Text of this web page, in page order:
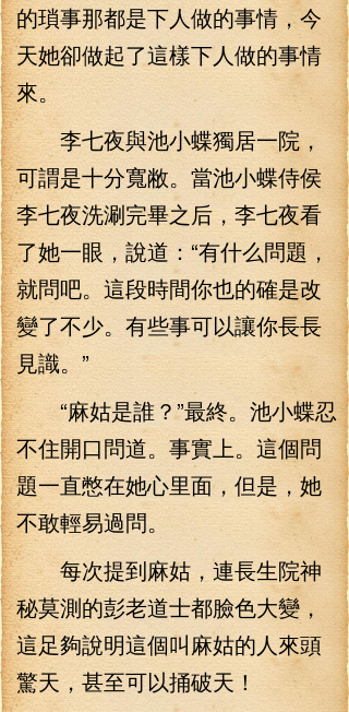
的瑣事那都是下人做的事情，今
天她卻做起了這樣下人做的事情
來。
李七夜與池小蝶獨居一院，
可謂是十分寬敝。當池小蝶侍侯
李七夜洗涮完畢之后，李七夜看
了她一眼，說道：“有什么問題，
就問吧。這段時間你也的確是改
變了不少。有些事可以讓你長長
見識。”
“麻姑是誰？”最終。池小蝶忍
不住開口問道。事實上。這個問
題一直憋在她心里面，但是，她
不敢輕易過問。
每次提到麻姑，連長生院神
秘莫測的彭老道士都臉色大變，
這足夠說明這個叫麻姑的人來頭
驚天，甚至可以捅破天！